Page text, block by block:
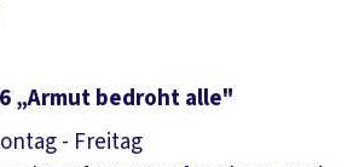
„Armut bedroht alle"
- Freitag